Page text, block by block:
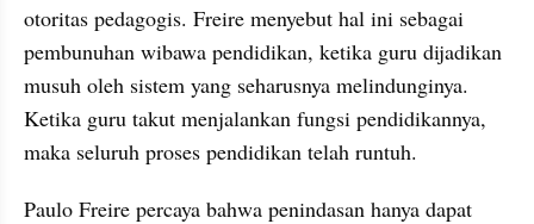
otoritas pedagogis. Freire menyebut hal ini sebagai
pembunuhan wibawa pendidikan, ketika guru dijadikan
musuh oleh sistem yang seharusnya melindunginya.
Ketika guru takut menjalankan fungsi pendidikannya,
maka seluruh proses pendidikan telah runtuh.
Paulo Freire percaya bahwa penindasan hanya dapat